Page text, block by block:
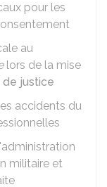
pour les
au
lors de la mise
justice
accidents du
militaire et